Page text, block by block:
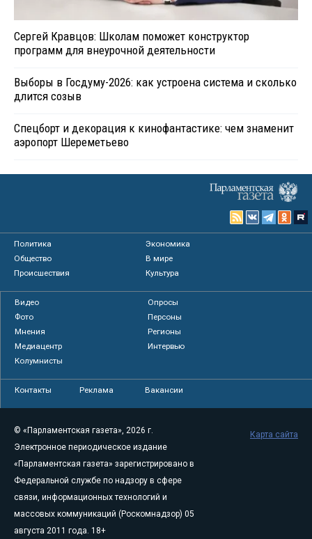
Сергей Кравцов: Школам поможет конструктор
программ для внеурочной деятельности
Выборы в Госдуму-2026: как устроена система и сколько
длится созыв
Спецборт и декорация к кинофантастике: чем знаменит
аэропорт Шереметьево
Политика
Экономика
Общество
В мире
Происшествия
Культура
Видео
Опросы
Фото
Персоны
Мнения
Регионы
Медиацентр
Интервью
Колумнисты
Контакты Реклама Вакансии
© «Парламентская газета», 2026 г.
Электронное периодическое издание
«Парламентская газета» зарегистрировано в
Федеральной службе по надзору в сфере
связи, информационных технологий и
массовых коммуникаций (Роскомнадзор) 05
августа 2011 года. 18+
Карта сайта